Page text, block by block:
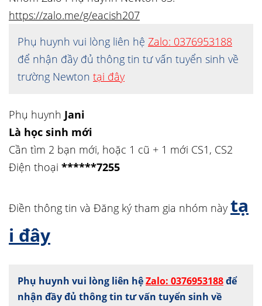
https://zalo.me/g/eacish207
Phụ huynh vui lòng liên hệ Zalo: 0376953188
để nhận đầy đủ thông tin tư vấn tuyển sinh về
trường Newton tại đây
Phụ huynh Jani
Là học sinh mới
Cần tìm 2 bạn mới, hoặc 1 cũ + 1 mới CS1, CS2
Điện thoại ******7255
Điền thông tin và Đăng ký tham gia nhóm này tạ
i đây
Phụ huynh vui lòng liên hệZalo: 0376953188để
nhận đầy đủ thông tin tư vấn tuyển sinh về